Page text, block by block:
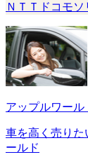
ＮＴＴドコモ
アップルワール
車を高く売りた
ールド